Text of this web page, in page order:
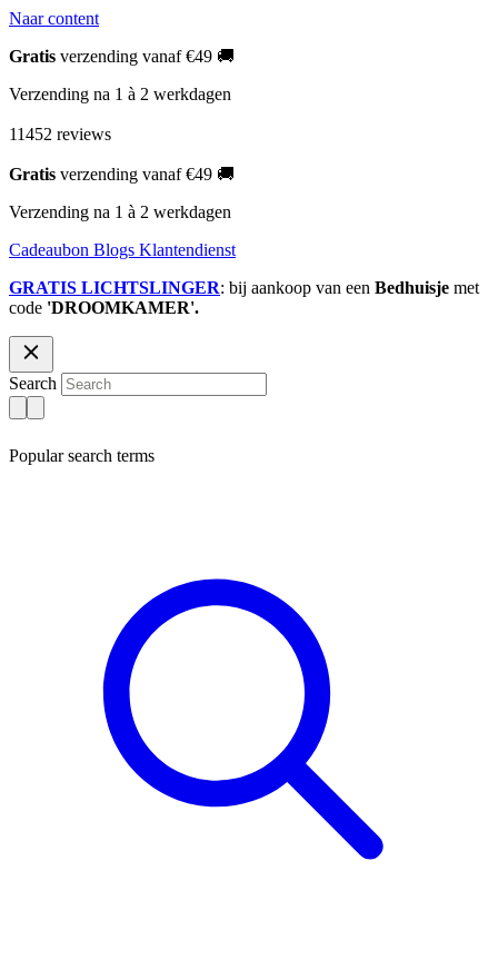
Naar content
Gratis verzending vanaf €49 🚚
Verzending na 1 à 2 werkdagen
11452 reviews
Gratis verzending vanaf €49 🚚
Verzending na 1 à 2 werkdagen
Cadeaubon Blogs Klantendienst
GRATIS LICHTSLINGER: bij aankoop van een Bedhuisje met
code 'DROOMKAMER'.
Search
Popular search terms